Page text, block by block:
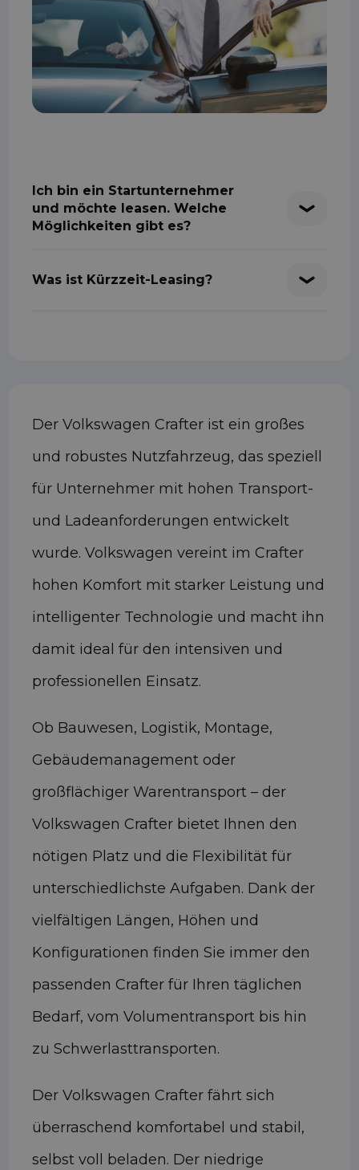
Ich bin ein Startunternehmer
und möchte leasen. Welche
Möglichkeiten gibt es?
Was ist Kürzzeit-Leasing?
Der Volkswagen Crafter ist ein großes
und robustes Nutzfahrzeug, das speziell
für Unternehmer mit hohen Transport-
und Ladeanforderungen entwickelt
wurde. Volkswagen vereint im Crafter
hohen Komfort mit starker Leistung und
intelligenter Technologie und macht ihn
damit ideal für den intensiven und
professionellen Einsatz.
Ob Bauwesen, Logistik, Montage,
Gebäudemanagement oder
großflächiger Warentransport – der
Volkswagen Crafter bietet Ihnen den
nötigen Platz und die Flexibilität für
unterschiedlichste Aufgaben. Dank der
vielfältigen Längen, Höhen und
Konfigurationen finden Sie immer den
passenden Crafter für Ihren täglichen
Bedarf, vom Volumentransport bis hin
zu Schwerlasttransporten.
Der Volkswagen Crafter fährt sich
überraschend komfortabel und stabil,
selbst voll beladen. Der niedrige